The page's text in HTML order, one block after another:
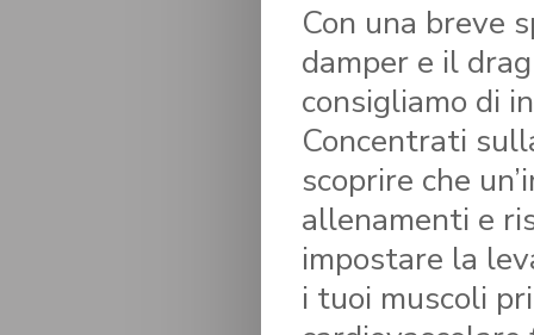
Con una breve
damper e il
consigliamo di
Concentrati
scoprire che
allenamenti e
impostare la
i tuoi muscoli